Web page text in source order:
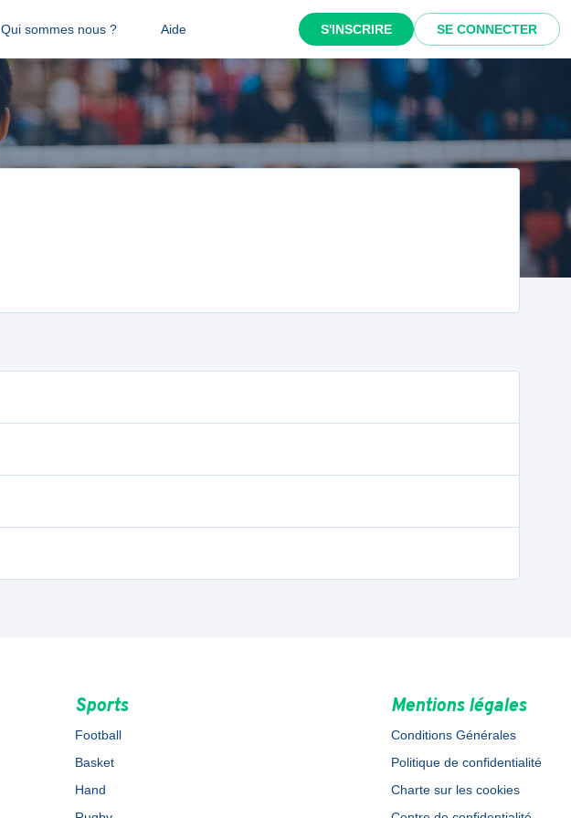
Qui sommes nous ? Aide S'INSCRIRE SE CONNECTER
Sports
Football
Basket
Hand
Mentions légales
Conditions Générales
Politique de confidentialité
Charte sur les cookies